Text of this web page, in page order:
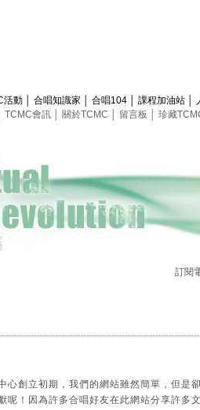
活動 合唱知識家 合唱104 課程加油站
TCMC會訊 關於TCMC 留言板 珍藏
訂閱
心創立初期，我們的網站雖然簡單，但是
呢！因為許多合唱好友在此網站分享許多文